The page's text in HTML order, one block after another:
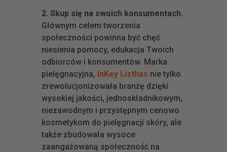
2. Skup się na swoich konsumentach.
Głównym celem tworzenia
społeczności powinna być chęć
niesienia pomocy, edukacja Twoich
odbiorców i konsumentów. Marka
pielęgnacyjna, InKey Listhas nie tylko
zrewolucjonizowała branżę dzięki
wysokiej jakości, jednoskładnikowym,
niezawodnym i przystępnym cenowo
kosmetykom do pielęgnacji skóry, ale
także zbudowała wysoce
zaangażowaną społeczność na